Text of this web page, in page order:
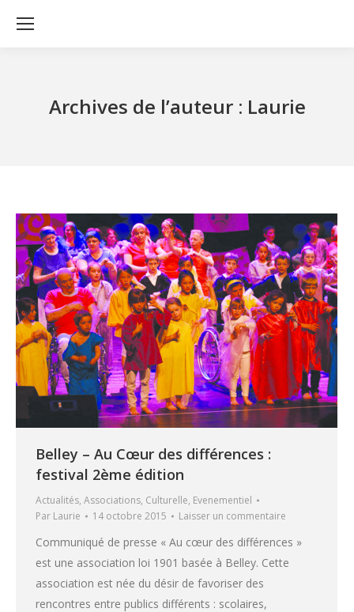
Archives de l’auteur : Laurie
Belley – Au Cœur des différences :
festival 2ème édition
Actualités, Associations, Culturelle, Evenementiel
Par Laurie 14 octobre 2015 Laisser un commentaire
Communiqué de presse « Au cœur des différences »
est une association loi 1901 basée à Belley. Cette
association est née du désir de favoriser des
rencontres entre publics différents : scolaires,